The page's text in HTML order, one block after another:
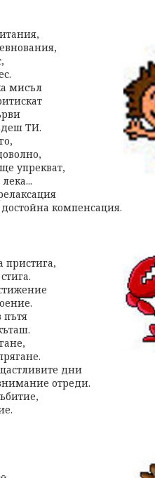
мисъл
ТИ.
упрекват,
компенсация.
пътя
дни
отреди.